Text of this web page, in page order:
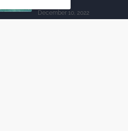
December 10, 2022